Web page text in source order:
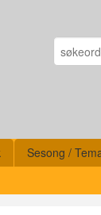
Sesong /